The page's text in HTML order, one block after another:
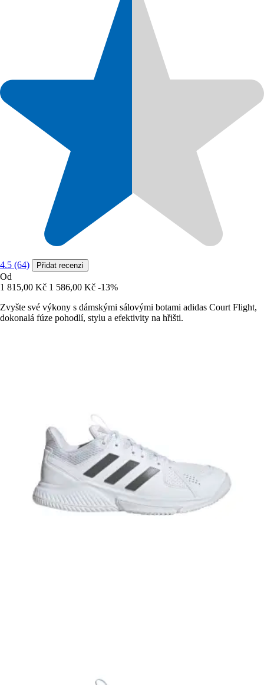
4.5 (64) Přidat recenzi
Od
1 815,00 Kč 1 586,00 Kč -13%
Zvyšte své výkony s dámskými sálovými botami adidas Court Flight,
dokonalá fúze pohodlí, stylu a efektivity na hřišti.